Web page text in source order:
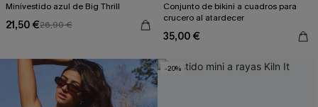
Minivestido azul de Big Thrill
21,50 €26,90 €
Conjunto de bikini a cuadros para
crucero al atardecer
35,00 €
-20%